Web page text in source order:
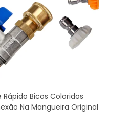
Rápido Bicos Coloridos
Na Mangueira Original